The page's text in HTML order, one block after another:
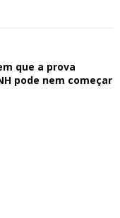
que a prova
pode nem começar